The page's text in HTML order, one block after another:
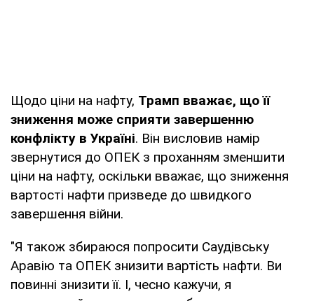
Щодо ціни на нафту, Трамп вважає, що її
зниження може сприяти завершенню
конфлікту в Україні. Він висловив намір
звернутися до ОПЕК з проханням зменшити
ціни на нафту, оскільки вважає, що зниження
вартості нафти призведе до швидкого
завершення війни.
"Я також збираюся попросити Саудівську
Аравію та ОПЕК знизити вартість нафти. Ви
повинні знизити її. І, чесно кажучи, я